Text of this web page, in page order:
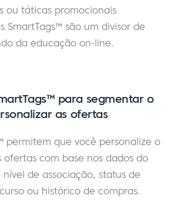
ou táticas promocionais
SmartTags™ são um divisor de
da educação on-line.
para segmentar o
as ofertas
permitem que você personalize o
com base nos dados do
de associação, status de
ou histórico de compras.